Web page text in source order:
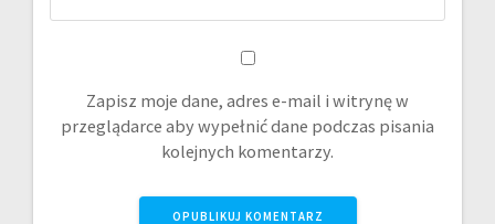
Zapisz moje dane, adres e-mail i witrynę w
przeglądarce aby wypełnić dane podczas pisania
kolejnych komentarzy.